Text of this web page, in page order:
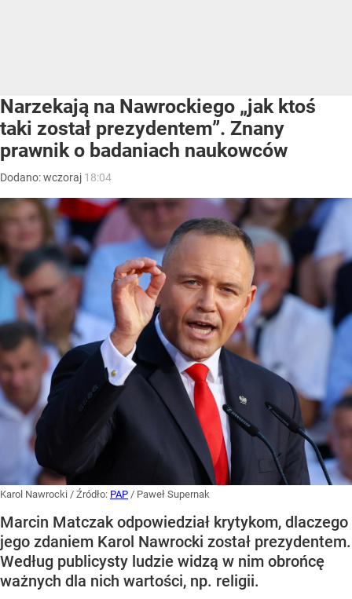
Narzekają na Nawrockiego „jak ktoś
taki został prezydentem”. Znany
prawnik o badaniach naukowców
Dodano:wczoraj 18:04
Karol Nawrocki / Źródło: PAP / Paweł Supernak
Marcin Matczak odpowiedział krytykom, dlaczego
jego zdaniem Karol Nawrocki został prezydentem.
Według publicysty ludzie widzą w nim obrońcę
ważnych dla nich wartości, np. religii.